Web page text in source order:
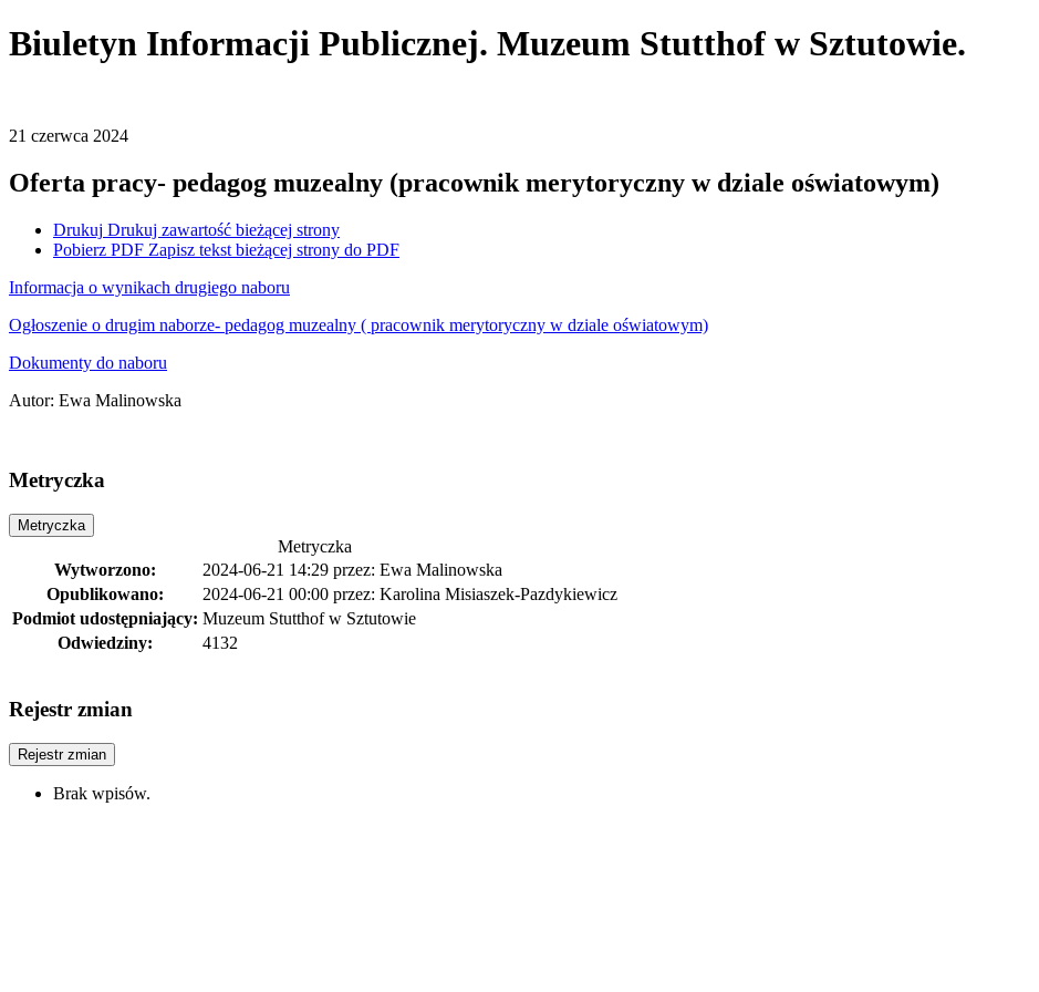
Biuletyn Informacji Publicznej. Muzeum Stutthof w Sztutowie.
21 czerwca 2024
Oferta pracy- pedagog muzealny (pracownik merytoryczny w dziale oświatowym)
Drukuj Drukuj zawartość bieżącej strony
Pobierz PDF Zapisz tekst bieżącej strony do PDF
Informacja o wynikach drugiego naboru
Ogłoszenie o drugim naborze- pedagog muzealny ( pracownik merytoryczny w dziale oświatowym)
Dokumenty do naboru
Autor: Ewa Malinowska
Metryczka
Metryczka
Metryczka
Wytworzono:
2024-06-21 14:29 przez: Ewa Malinowska
Opublikowano:
2024-06-21 00:00 przez: Karolina Misiaszek-Pazdykiewicz
Podmiot udostępniający: Muzeum Stutthof w Sztutowie
Odwiedziny:
4132
Rejestr zmian
Rejestr zmian
Brak wpisów.